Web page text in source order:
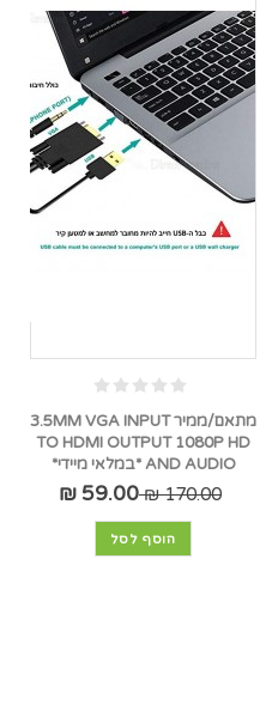
מתאם/ממיר 3.5MM VGA INPUT
TO HDMI OUTPUT 1080P HD
AND AUDIO *במלאי מיידי*
170.00 ₪
59.00 ₪
הוסף לסל